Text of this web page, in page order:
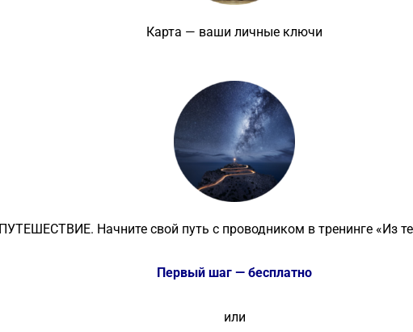
Карта — ваши личные ключи
ПУТЕШЕСТВИЕ. Начните свой путь с проводником в тренинге «Из
Первый шаг — бесплатно
или